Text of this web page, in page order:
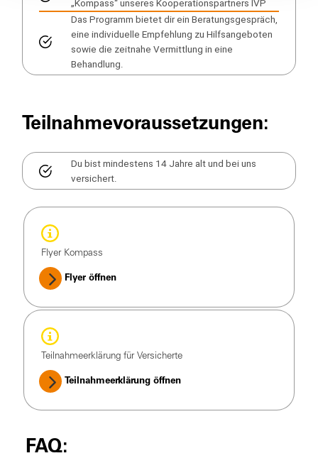
„Kompass“ unseres Kooperationspartners IVP
Das Programm bietet dir ein Beratungsgespräch,
eine individuelle Empfehlung zu Hilfsangeboten
sowie die zeitnahe Vermittlung in eine
Behandlung.
Teilnahmevoraussetzungen:
Du bist mindestens 14 Jahre alt und bei uns
versichert.
Flyer Kompass
Flyer öffnen
Teilnahmeerklärung für Versicherte
Teilnahmeerklärung öffnen
FAQ: